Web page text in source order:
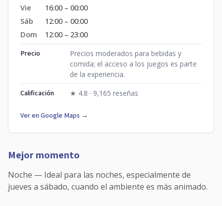
Vie
16:00 – 00:00
Sáb
12:00 – 00:00
Dom
12:00 – 23:00
Precio
Precios moderados para bebidas y
comida; el acceso a los juegos es parte
de la experiencia.
Calificación ★ 4.8 · 9,165 reseñas
Ver en Google Maps →
Mejor momento
Noche — Ideal para las noches, especialmente de
jueves a sábado, cuando el ambiente es más animado.